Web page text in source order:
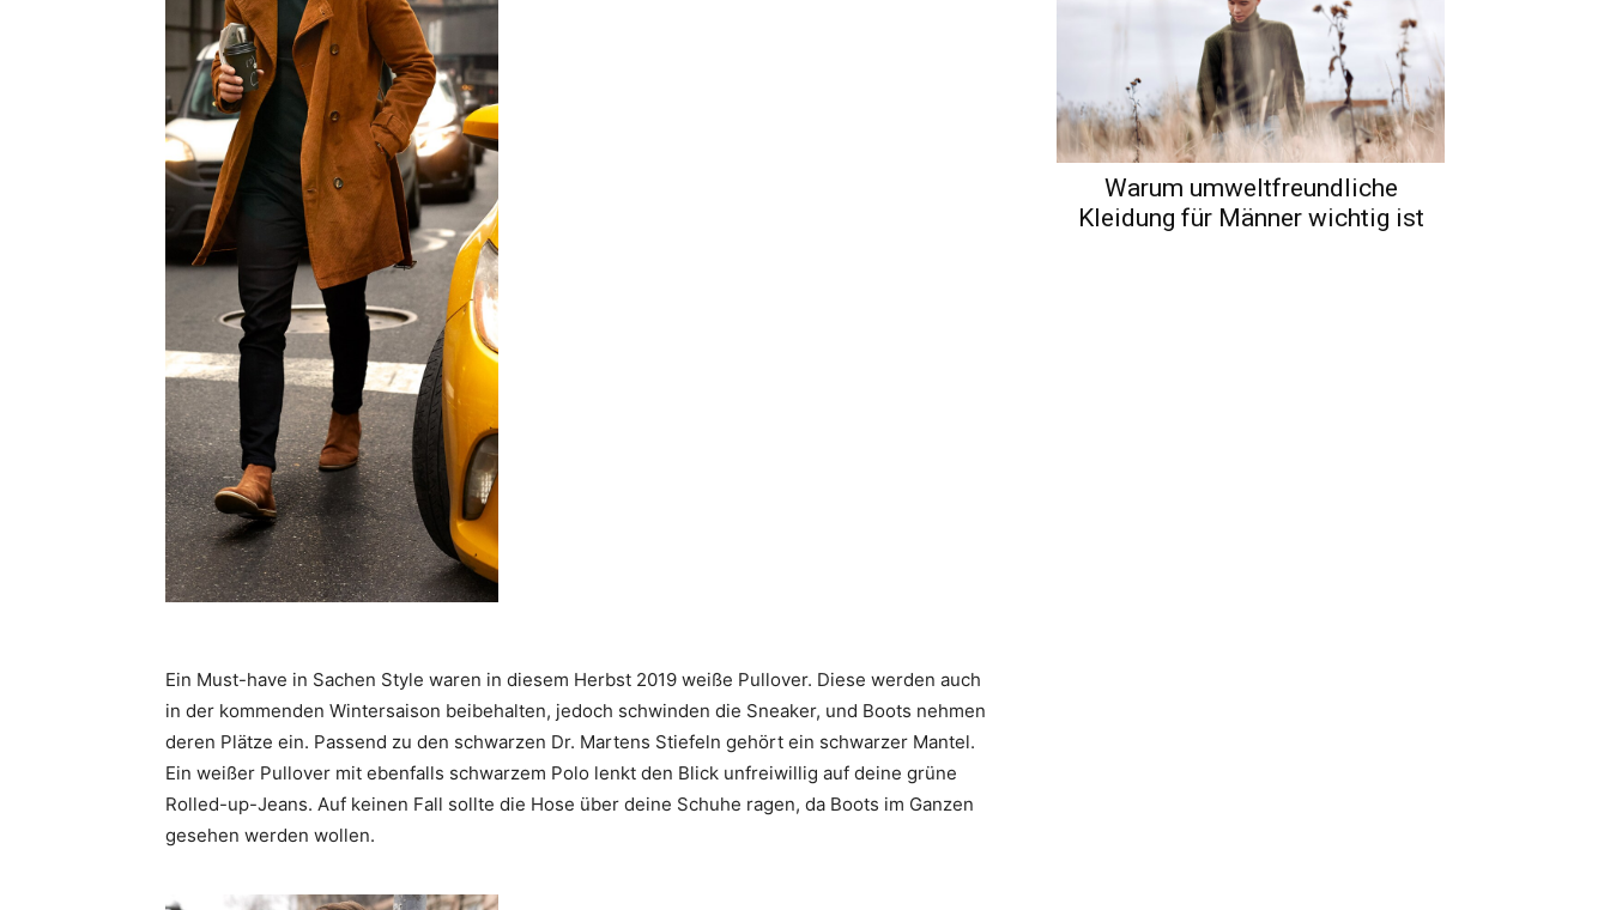
Ein Must-have in Sachen Style waren in diesem Herbst 2019 weiße Pullover. Diese werden auch
in der kommenden Wintersaison beibehalten, jedoch schwinden die Sneaker, und Boots nehmen
deren Plätze ein. Passend zu den schwarzen Dr. Martens Stiefeln gehört ein schwarzer Mantel.
Ein weißer Pullover mit ebenfalls schwarzem Polo lenkt den Blick unfreiwillig auf deine grüne
Rolled-up-Jeans. Auf keinen Fall sollte die Hose über deine Schuhe ragen, da Boots im Ganzen
gesehen werden wollen.
Warum umweltfreundliche
Kleidung für Männer wichtig ist